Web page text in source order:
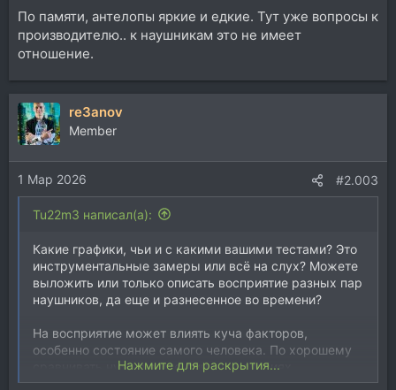
По памяти, антелопы яркие и едкие. Тут уже вопросы к
производителю.. к наушникам это не имеет
отношение.
re3anov
Member
1 Мар 2026 #2.003
Tu22m3 написал(а):
Какие графики, чьи и с какими вашими тестами? Это
инструментальные замеры или всё на слух? Можете
выложить или только описать восприятие разных пар
наушников, да еще и разнесенное во времени?
На восприятие может влиять куча факторов,
особенно состояние самого человека. По хорошему
сравнивать нужно в идентичных условиях
одномоментно. Исправная карта должна нормально
Нажмите для раскрытия...